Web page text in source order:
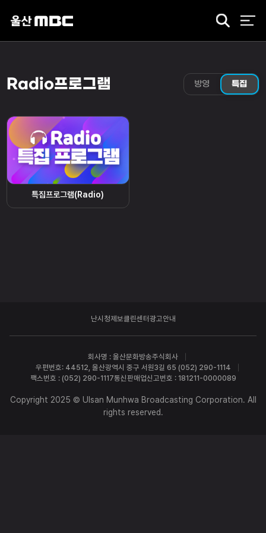
검
Radio프로그램 방영 특집
특집프로그램(Radio)
난시청제보클린센터광고안내
회사명 : 울산문화방송주식회사
우편번호: 44512, 울산광역시 중구 서원3길 65 (052) 290-1114
팩스번호 : (052) 290-1117통신판매업신고번호 : 181211-0000089
Copyright 2025 © Ulsan Munhwa Broadcasting Corporation. All
rights reserved.